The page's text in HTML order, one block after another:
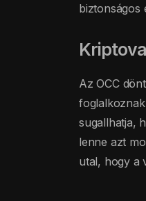
biztonságos
Az OCC
sugallhatja,
lenne azt
utal, hogy a